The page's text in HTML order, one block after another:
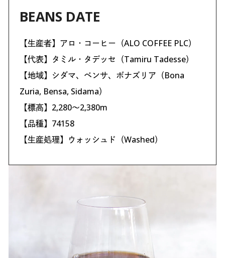
BEANS DATE
【生産者】アロ・コーヒー（ALO COFFEE PLC）
【代表】タミル・タデッセ（Tamiru Tadesse）
【地域】シダマ、ベンサ、ボナズリア（Bona
Zuria, Bensa, Sidama）
【標高】2,280〜2,380m
【品種】74158
【生産処理】ウォッシュド（Washed）